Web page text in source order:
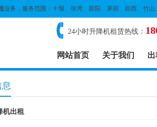
业务，服务范围：十堰、张湾、郧阳、茅箭、郧西、竹山
24小时升降机租赁热线：
网站首页 关于我们
机出租